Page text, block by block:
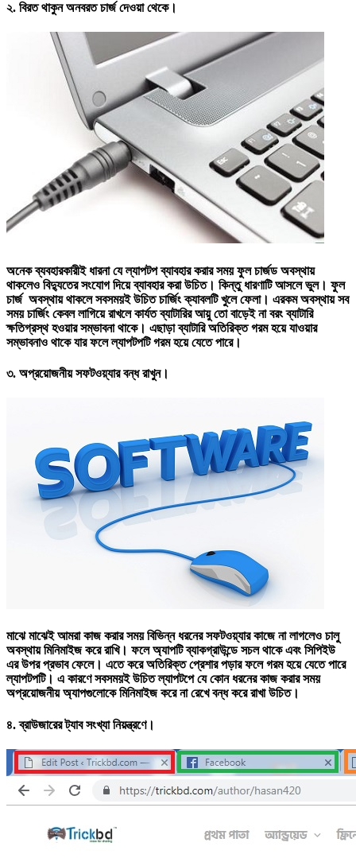
২. বিরত থাকুন অনবরত চার্জ দেওয়া থেকে।
অনেক ব্যবহারকারীই ধারনা যে ল্যাপটপ ব্যাবহার করার সময় ফুল চার্জড অবস্থায়
থাকলেও বিদ্যুতের সংযোগ দিয়ে ব্যাবহার করা উচিত। কিন্তু ধারণাটি আসলে ভুল। ফুল
চার্জ অবস্থায় থাকলে সবসময়ই উচিত চার্জিং ক্যাবলটি খুলে ফেলা। এরকম অবস্থায় সব
সময় চার্জিং কেবল লাগিয়ে রাখলে কার্যত ব্যাটারির আয়ু তো বাড়েই না বরং ব্যাটারি
ক্ষতিগ্রস্থ হওয়ার সম্ভাবনা থাকে। এছাড়া ব্যাটারি অতিরিক্ত গরম হয়ে যাওয়ার
সম্ভাবনাও থাকে যার ফলে ল্যাপটপটি গরম হয়ে যেতে পারে।
৩. অপ্রয়োজনীয় সফটওয়্যার বন্ধ রাখুন।
মাঝে মাঝেই আমরা কাজ করার সময় বিভিন্ন ধরনের সফটওয়্যার কাজে না লাগলেও চালু
অবস্থায় মিনিমাইজ করে রাখি। ফলে অ্যাপটি ব্যাকগ্রাউন্ডে সচল থাকে এবং সিপিইউ
এর উপর প্রভাব ফেলে। এতে করে অতিরিক্ত প্রেশার পড়ার ফলে গরম হয়ে যেতে পারে
ল্যাপটপটি। এ কারণে সবসময়ই উচিত ল্যাপটপে যে কোন ধরনের কাজ করার সময়
অপ্রয়োজনীয় অ্যাপগুলোকে মিনিমাইজ করে না রেখে বন্ধ করে রাখা উচিত।
৪.ব্রাউজারের ট্যাব সংখ্যা নিয়ন্ত্রণে।